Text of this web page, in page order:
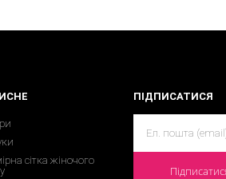
сітка жіночого
ПІДПИСАТИСЯ